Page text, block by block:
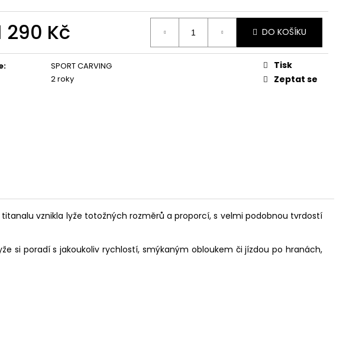
290 Kč DO KOŠÍKU
:
SPORT CARVING
2 roky
Tisk
Zeptat se
vznikla lyže totožných rozměrů a proporcí, s velmi podobnou tvrdostí
si poradí s jakoukoliv rychlostí, smýkaným obloukem či jízdou po hranách,